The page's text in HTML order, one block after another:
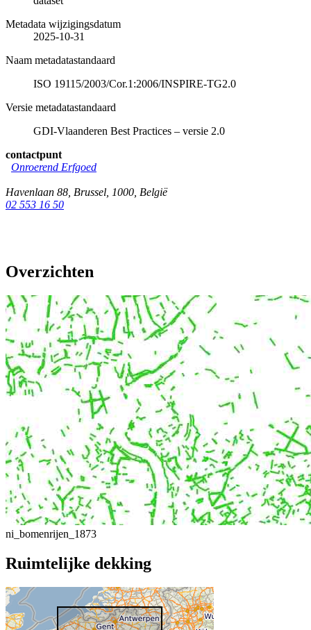
Metadata wijzigingsdatum
2025-10-31
Naam metadatastandaard
ISO 19115/2003/Cor.1:2006/INSPIRE-TG2.0
Versie metadatastandaard
GDI-Vlaanderen Best Practices – versie 2.0
contactpunt
Onroerend Erfgoed
Havenlaan 88 Brussel 1000 België
02 553 16 50
Overzichten
ni_bomenrijen_1873
Ruimtelijke dekking